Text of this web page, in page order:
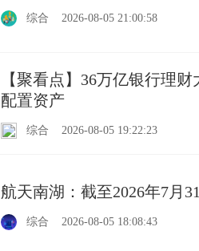
综合 2026-08-05 21:00:58
【聚看点】36万亿银行理
配置资产
综合 2026-08-05 19:22:23
航天南湖：截至2026年7月
综合 2026-08-05 18:08:43